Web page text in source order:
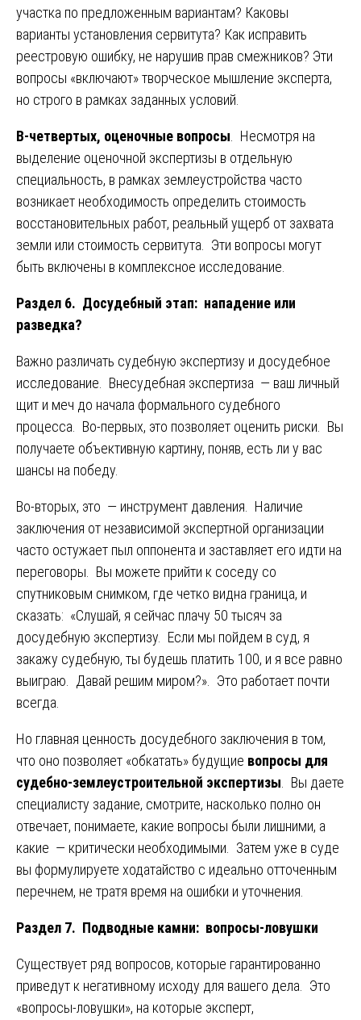
участка по предложенным вариантам? Каковы
варианты установления сервитута? Как исправить
реестровую ошибку, не нарушив прав смежников? Эти
вопросы «включают» творческое мышление эксперта,
но строго в рамках заданных условий.
В-четвертых, оценочные вопросы . Несмотря на
выделение оценочной экспертизы в отдельную
специальность, в рамках землеустройства часто
возникает необходимость определить стоимость
восстановительных работ, реальный ущерб от захвата
земли или стоимость сервитута. Эти вопросы могут
быть включены в комплексное исследование.
Раздел 6. Досудебный этап: нападение или
разведка?
Важно различать судебную экспертизу и досудебное
исследование. Внесудебная экспертиза — ваш личный
щит и меч до начала формального судебного
процесса. Во-первых, это позволяет оценить риски. Вы
получаете объективную картину, поняв, есть ли у вас
шансы на победу.
Во-вторых, это — инструмент давления. Наличие
заключения от независимой экспертной организации
часто остужает пыл оппонента и заставляет его идти на
переговоры. Вы можете прийти к соседу со
спутниковым снимком, где четко видна граница, и
сказать: «Слушай, я сейчас плачу 50 тысяч за
досудебную экспертизу. Если мы пойдем в суд, я
закажу судебную, ты будешь платить 100, и я все равно
выиграю. Давай решим миром?». Это работает почти
всегда.
Но главная ценность досудебного заключения в том,
что оно позволяет «обкатать» будущие вопросы для
судебно-землеустроительной экспертизы . Вы даете
специалисту задание, смотрите, насколько полно он
отвечает, понимаете, какие вопросы были лишними, а
какие — критически необходимыми. Затем уже в суде
вы формулируете ходатайство с идеально отточенным
перечнем, не тратя время на ошибки и уточнения.
Раздел 7. Подводные камни: вопросы-ловушки
Существует ряд вопросов, которые гарантированно
приведут к негативному исходу для вашего дела. Это
«вопросы-ловушки», на которые эксперт,